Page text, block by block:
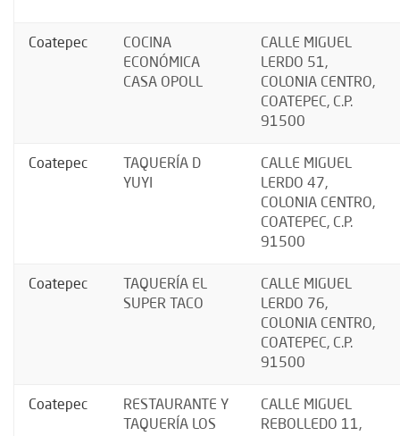
Coatepec
COCINA
ECONÓMICA
CASA OPOLL
CALLE MIGUEL
LERDO 51,
COLONIA CENTRO,
COATEPEC, C.P.
91500
Coatepec
TAQUERÍA D
YUYI
CALLE MIGUEL
LERDO 47,
COLONIA CENTRO,
COATEPEC, C.P.
91500
Coatepec
TAQUERÍA EL
SUPER TACO
CALLE MIGUEL
LERDO 76,
COLONIA CENTRO,
COATEPEC, C.P.
91500
Coatepec
RESTAURANTE Y
TAQUERÍA LOS
CALLE MIGUEL
REBOLLEDO 11,